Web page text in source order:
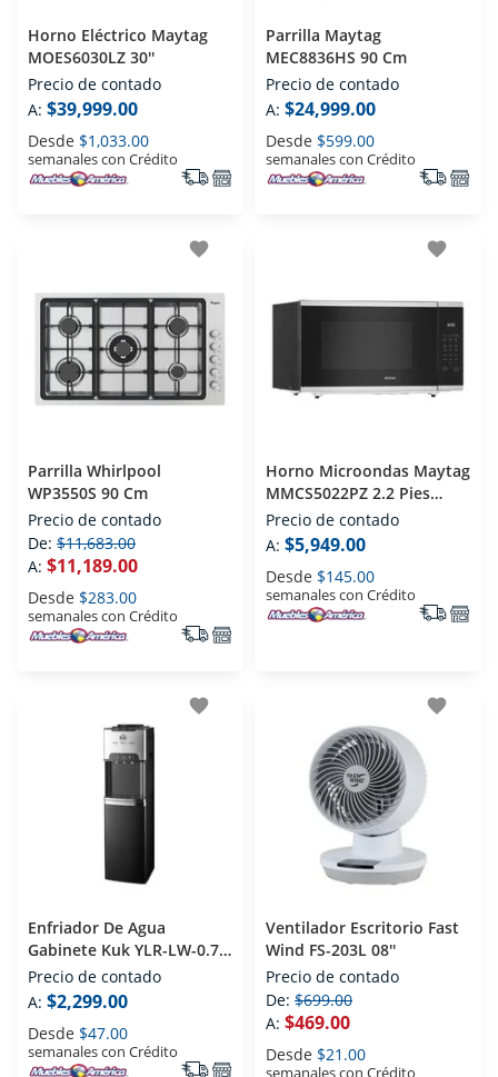
Horno Eléctrico Maytag
MOES6030LZ 30''
Precio de contado
A: $39,999.00
Desde $1,033.00
semanales con Crédito
Parrilla Maytag
MEC8836HS 90 Cm
Precio de contado
A: $24,999.00
Desde $599.00
semanales con Crédito
favorite
Parrilla Whirlpool
WP3550S 90 Cm
Precio de contado
De: $11,683.00
A: $11,189.00
Desde $283.00
semanales con Crédito
favorite
Horno Microondas Maytag
MMCS5022PZ 2.2 Pies
Acero Inoxidable
Precio de contado
A: $5,949.00
Desde $145.00
semanales con Crédito
favorite
Enfriador De Agua
Gabinete Kuk YLR-LW-0.7-
5-83LA Negro
Precio de contado
A: $2,299.00
Desde $47.00
semanales con Crédito
favorite
Ventilador Escritorio Fast
Wind FS-203L 08''
Precio de contado
De: $699.00
A: $469.00
Desde $21.00
semanales con Crédito